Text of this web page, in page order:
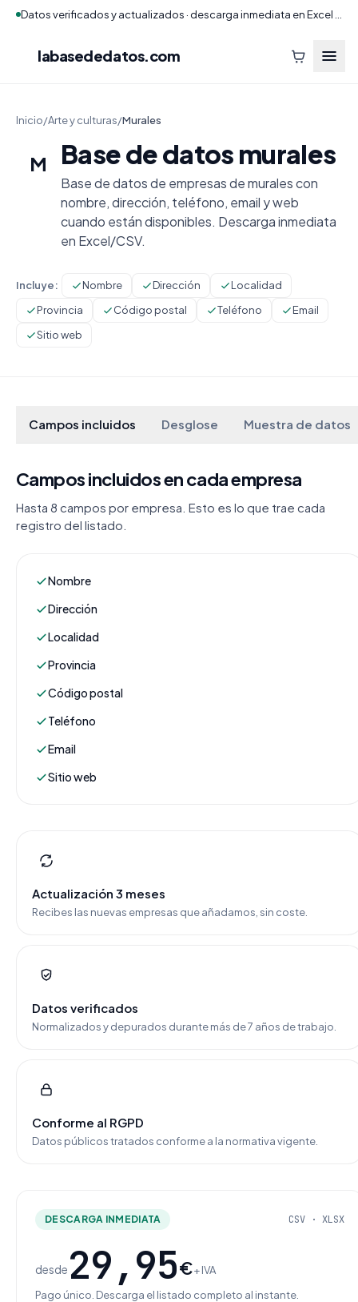
labasededatos.com
Inicio/Arte y culturas/Murales
M Base de datos murales
Base de datos de empresas de murales con
nombre, dirección, teléfono, email y web
cuando están disponibles. Descarga inmediata
en Excel/CSV.
Incluye: Nombre Dirección
Localidad
Provincia
Código postal Teléfono
Email
Sitio web
Campos incluidos Desglose Muestra de datos
Campos incluidos en cada empresa
Hasta 8 campos por empresa. Esto es lo que trae cada
registro del listado.
Nombre
Dirección
Localidad
Provincia
Código postal
Teléfono
Email
Sitio web
Actualización 3 meses
Recibes las nuevas empresas que añadamos, sin coste.
Datos verificados
Normalizados y depurados durante más de 7 años de trabajo.
Conforme al RGPD
Datos públicos tratados conforme a la normativa vigente.
DESCARGA INMEDIATA CSV · XLSX
desde 29,95€+ IVA
Pago único. Descarga el listado completo al instante.